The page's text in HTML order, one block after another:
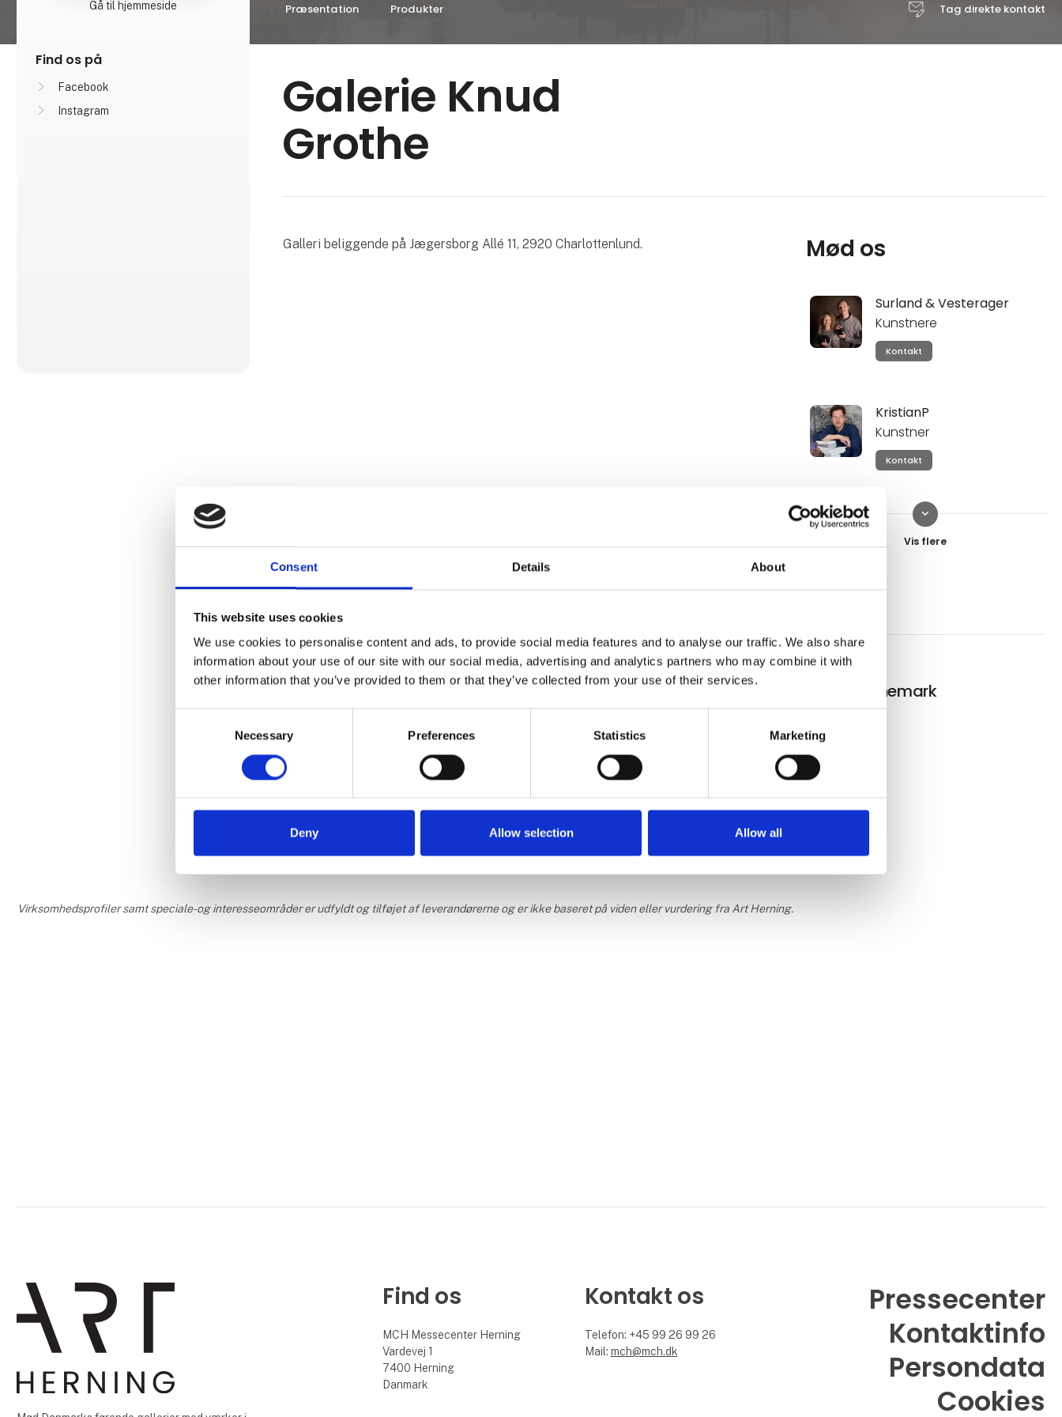
Consent Details About
This website uses cookies
We use cookies to personalise content and ads, to provide social media features and to analyse our traffic. We also share
information about your use of our site with our social media, advertising and analytics partners who may combine it with
other information that you’ve provided to them or that they’ve collected from your use of their services.
Necessary Preferences Statistics Marketing
Deny Allow selection Allow all
Præsentation Produkter Tag direkte kontakt
Gå til hjemmeside
Find os på
Facebook
Instagram
Galerie Knud
Grothe
Galleri beliggende på Jægersborg Allé 11, 2920 Charlottenlund. Mød os
keyboard_arrow_down
Surland & Vesterager
Kunstnere
Kontakt
KristianP
Kunstner
Kontakt
Gitte Degnemark
Kunstner
Knud Grothe
Produkter fra Galerie Knud Grothe
Surland & Vesterager KristianP Gitte Degnemark
Surland & Vesterager
KristianP
Virksomhedsprofiler samt speciale- og interesseområder er udfyldt og tilføjet af leverandørerne og er ikke baseret på viden eller vurdering fra Art Herning.
Find os
MCH Messecenter Herning
Vardevej 1
7400 Herning
Danmark
Kontakt os
Telefon: +45 99 26 99 26
Mail: mch@mch.dk
Pressecenter
Kontaktinfo
Persondata
Cookies